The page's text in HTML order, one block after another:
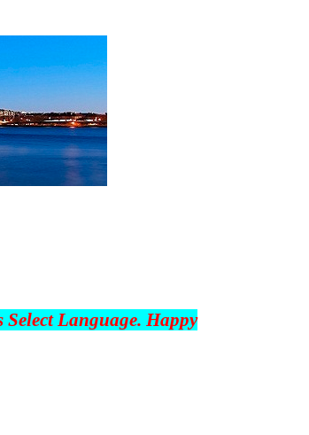
Language. Happy